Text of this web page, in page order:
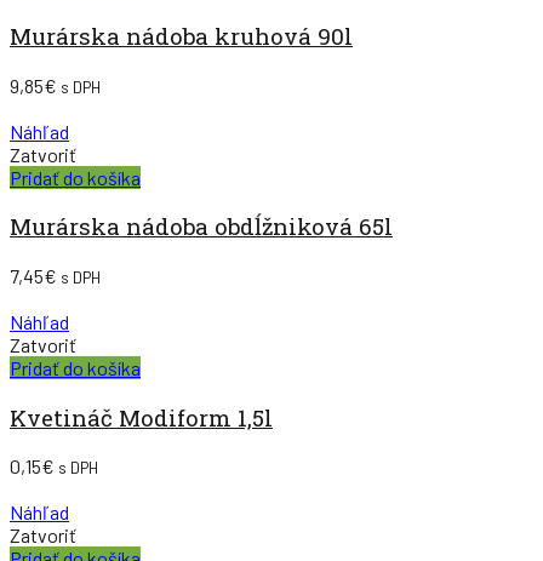
Murárska nádoba kruhová 90l
9,85€ s DPH
Náhľad
Zatvoriť
Pridať do košíka
Murárska nádoba obdĺžniková 65l
7,45€ s DPH
Náhľad
Zatvoriť
Pridať do košíka
Kvetináč Modiform 1,5l
0,15€ s DPH
Náhľad
Zatvoriť